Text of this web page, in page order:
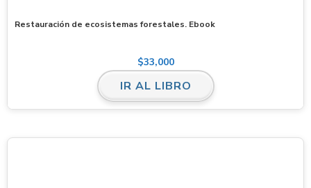
Restauración de ecosistemas forestales. Ebook
$33,000
IR AL LIBRO